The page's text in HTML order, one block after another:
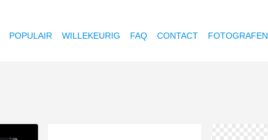
POPULAIR WILLEKEURIG FAQ CONTACT FOTOGRAFEN